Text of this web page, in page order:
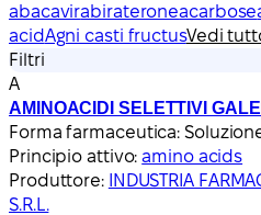
abacavirabirateroneacarbose
acidAgni casti fructusVedi
Filtri
A
AMINOACIDI SELETTIVI
Forma farmaceutica:
Principio attivo:amino acids
Produttore: INDUSTRIA
S.R.L.